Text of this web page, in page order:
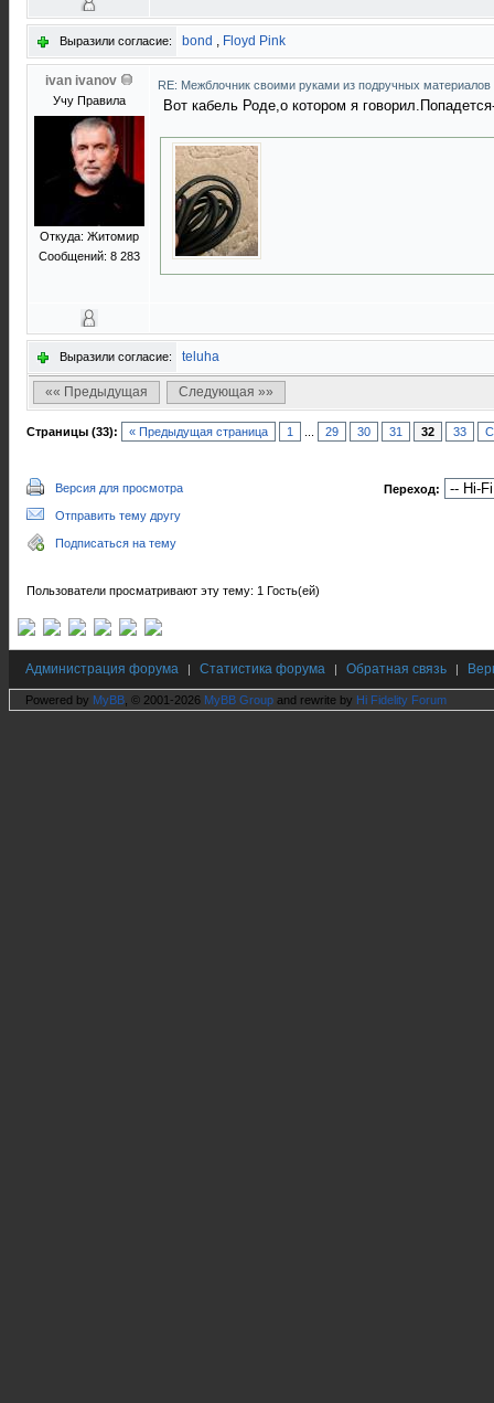
Выразили согласие: bond , Floyd Pink
ivan ivanov
Учу Правила
Откуда: Житомир
Сообщений: 8 283
RE: Межблочник своими руками из подручных материалов
Вот кабель Роде,о котором я
Выразили согласие: teluha
«« Предыдущая Следующая »»
Страницы (33): « Предыдущая страница 1 29 30 31 32 33
Версия для просмотра
Отправить тему другу
Подписаться на тему
Переход:
Пользователи просматривают эту тему: 1 Гость(ей)
Администрация форума | Статистика форума | Обратная связь |
Powered by MyBB , © 2001-2026 MyBB Group and rewrite by Hi Fidelity Forum